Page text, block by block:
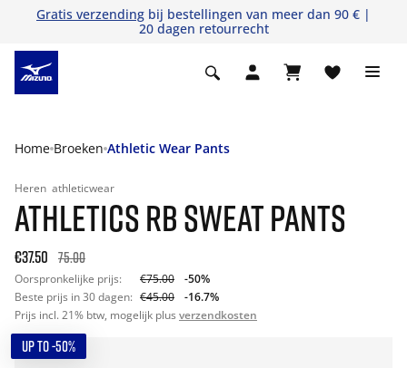
Gratis verzending bij bestellingen van meer dan 90 € |
20 dagen retourrecht
Home Broeken Athletic Wear Pants
Heren athleticwear
ATHLETICS RB SWEAT PANTS
€37.50 75.00
Oorspronkelijke prijs: €75.00
-50%
Beste prijs in 30 dagen: €45.00
-16.7%
Prijs incl. 21% btw, mogelijk plus verzendkosten
UP TO -50%